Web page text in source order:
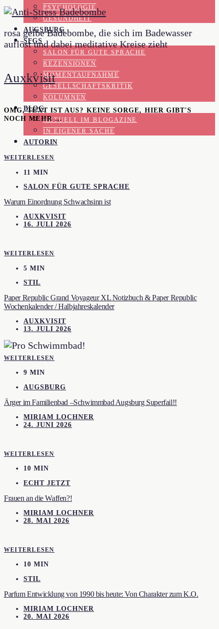
PSYCHOLOGIE
GESUNDHEIT
AUGSBURG
SFGS
SALON FÜR GUTE SPRACHE
REZENSIONEN
MOMENTAUFNAHME
GESELLSCHAFTSKRITIK
KOLUMNEN
BLOG
AKTUELL IM BLOGAZINE
IN EIGENER SACHE
AUTORIN
rosa gelbe Badebombe, die sich im Badewasser
auflöst und dabei meditative Kreise zieht
Auxkvisit
OMG, TEXT IST AUS? KEINE SORGE, HIER GIBT'S
NOCH MEHR …
WEITERLESEN
11 MIN
SALON FÜR GUTE SPRACHE
Warum Einordnung Schwachsinn ist
AUXKVISIT
16. JULI 2026
WEITERLESEN
5 MIN
STIL
Paper Republic Grand Voyageur XL Notizbuch & Paper Republic
Wochenkalender / Halbjahreskalender
AUXKVISIT
13. JULI 2026
WEITERLESEN
9 MIN
AUGSBURG
Ärger im Familienbad –Schwimmbad Augsburg Superfail!!
MIRIAM LOCHNER
24. JUNI 2026
WEITERLESEN
10 MIN
ECHT JETZT
Frauen an die Waffen?!
MIRIAM LOCHNER
28. MAI 2026
WEITERLESEN
10 MIN
STIL
Parfum Entwicklung von 1990 bis heute: Von Charakter zum K.O.
MIRIAM LOCHNER
20. MAI 2026